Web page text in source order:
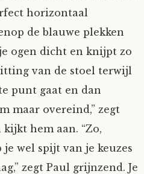
horizontaal
de blauwe plekken
ogen dicht en knijpt zo
van de stoel terwijl
punt gaat en dan
maar overeind,” zegt
hem aan. “Zo,
wel spijt van je keuzes
zegt Paul grijnzend. Je